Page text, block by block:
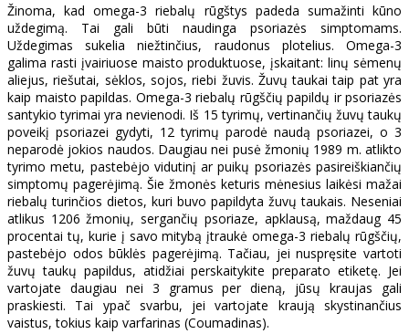
Žinoma, kad omega-3 riebalų rūgštys padeda sumažinti kūno
uždegimą. Tai gali būti naudinga psoriazės simptomams.
Uždegimas sukelia niežtinčius, raudonus plotelius. Omega-3
galima rasti įvairiuose maisto produktuose, įskaitant: linų sėmenų
aliejus, riešutai, sėklos, sojos, riebi žuvis. Žuvų taukai taip pat yra
kaip maisto papildas. Omega-3 riebalų rūgščių papildų ir psoriazės
santykio tyrimai yra nevienodi. Iš 15 tyrimų, vertinančių žuvų taukų
poveikį psoriazei gydyti, 12 tyrimų parodė naudą psoriazei, o 3
neparodė jokios naudos. Daugiau nei pusė žmonių 1989 m. atlikto
tyrimo metu, pastebėjo vidutinį ar puikų psoriazės pasireiškiančių
simptomų pagerėjimą. Šie žmonės keturis mėnesius laikėsi mažai
riebalų turinčios dietos, kuri buvo papildyta žuvų taukais. Neseniai
atlikus 1206 žmonių, sergančių psoriaze, apklausą, maždaug 45
procentai tų, kurie į savo mitybą įtraukė omega-3 riebalų rūgščių,
pastebėjo odos būklės pagerėjimą. Tačiau, jei nuspręsite vartoti
žuvų taukų papildus, atidžiai perskaitykite preparato etiketę. Jei
vartojate daugiau nei 3 gramus per dieną, jūsų kraujas gali
praskiesti. Tai ypač svarbu, jei vartojate kraują skystinančius
vaistus, tokius kaip varfarinas (Coumadinas).